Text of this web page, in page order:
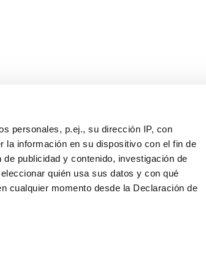
personales, p.ej., su dirección IP, con
información en su dispositivo con el fin de
publicidad y contenido, investigación de
quién usa sus datos y con qué
cualquier momento desde la Declaración de